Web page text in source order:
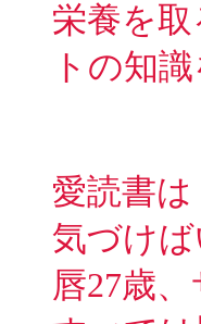
栄養を
トの知
愛読書は
気づけ
唇27歳